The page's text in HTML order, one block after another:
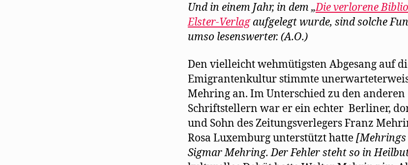
Und in einem Jahr, in dem „Die verlorene
Elster-Verlagaufgelegt wurde, sind solche
umso lesenswerter. (A.O.)
Den vielleicht wehmütigsten Abgesang auf
Emigrantenkultur stimmte
Mehring an. Im Unterschied zu den anderen
Schriftstellern war er ein echter Berliner,
und Sohn des Zeitungsverlegers Franz
Rosa Luxemburg unterstützt hatte
Sigmar Mehring. Der Fehler steht so in